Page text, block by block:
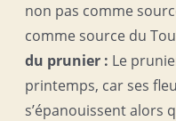
non pas comme
comme source du
du prunier : Le
printemps, car ses
s’épanouissent alors